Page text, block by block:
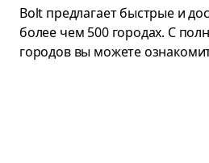
Bolt предлагает быстрые и
более чем 500 городах. С
городов вы можете